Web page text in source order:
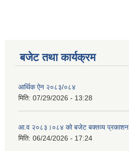
बजेट तथा कार्यक्रम
आर्थिक ऐन २०८३/०८४
मिति: 07/29/2026 - 13:28
आ.व २०८३।०८४ को बजेट बक्तव्य प्रकाशन
मिति: 06/24/2026 - 17:24